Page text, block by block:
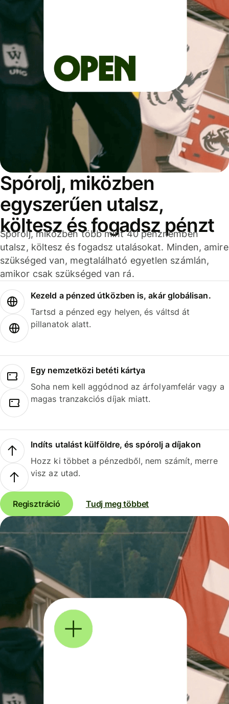
Spórolj, miközben
egyszerűen utalsz,
költesz és fogadsz pénzt
Spórolj, miközben több mint 40 pénznemben
utalsz, költesz és fogadsz utalásokat. Minden, amire
szükséged van, megtalálható egyetlen számlán,
amikor csak szükséged van rá.
Kezeld a pénzed útközben is, akár globálisan.
Tartsd a pénzed egy helyen, és váltsd át
pillanatok alatt.
Egy nemzetközi betéti kártya
Soha nem kell aggódnod az árfolyamfelár vagy a
magas tranzakciós díjak miatt.
Indíts utalást külföldre, és spórolj a díjakon
Hozz ki többet a pénzedből, nem számít, merre
visz az utad.
Regisztráció Tudj meg többet